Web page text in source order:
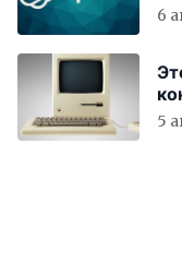
6
5